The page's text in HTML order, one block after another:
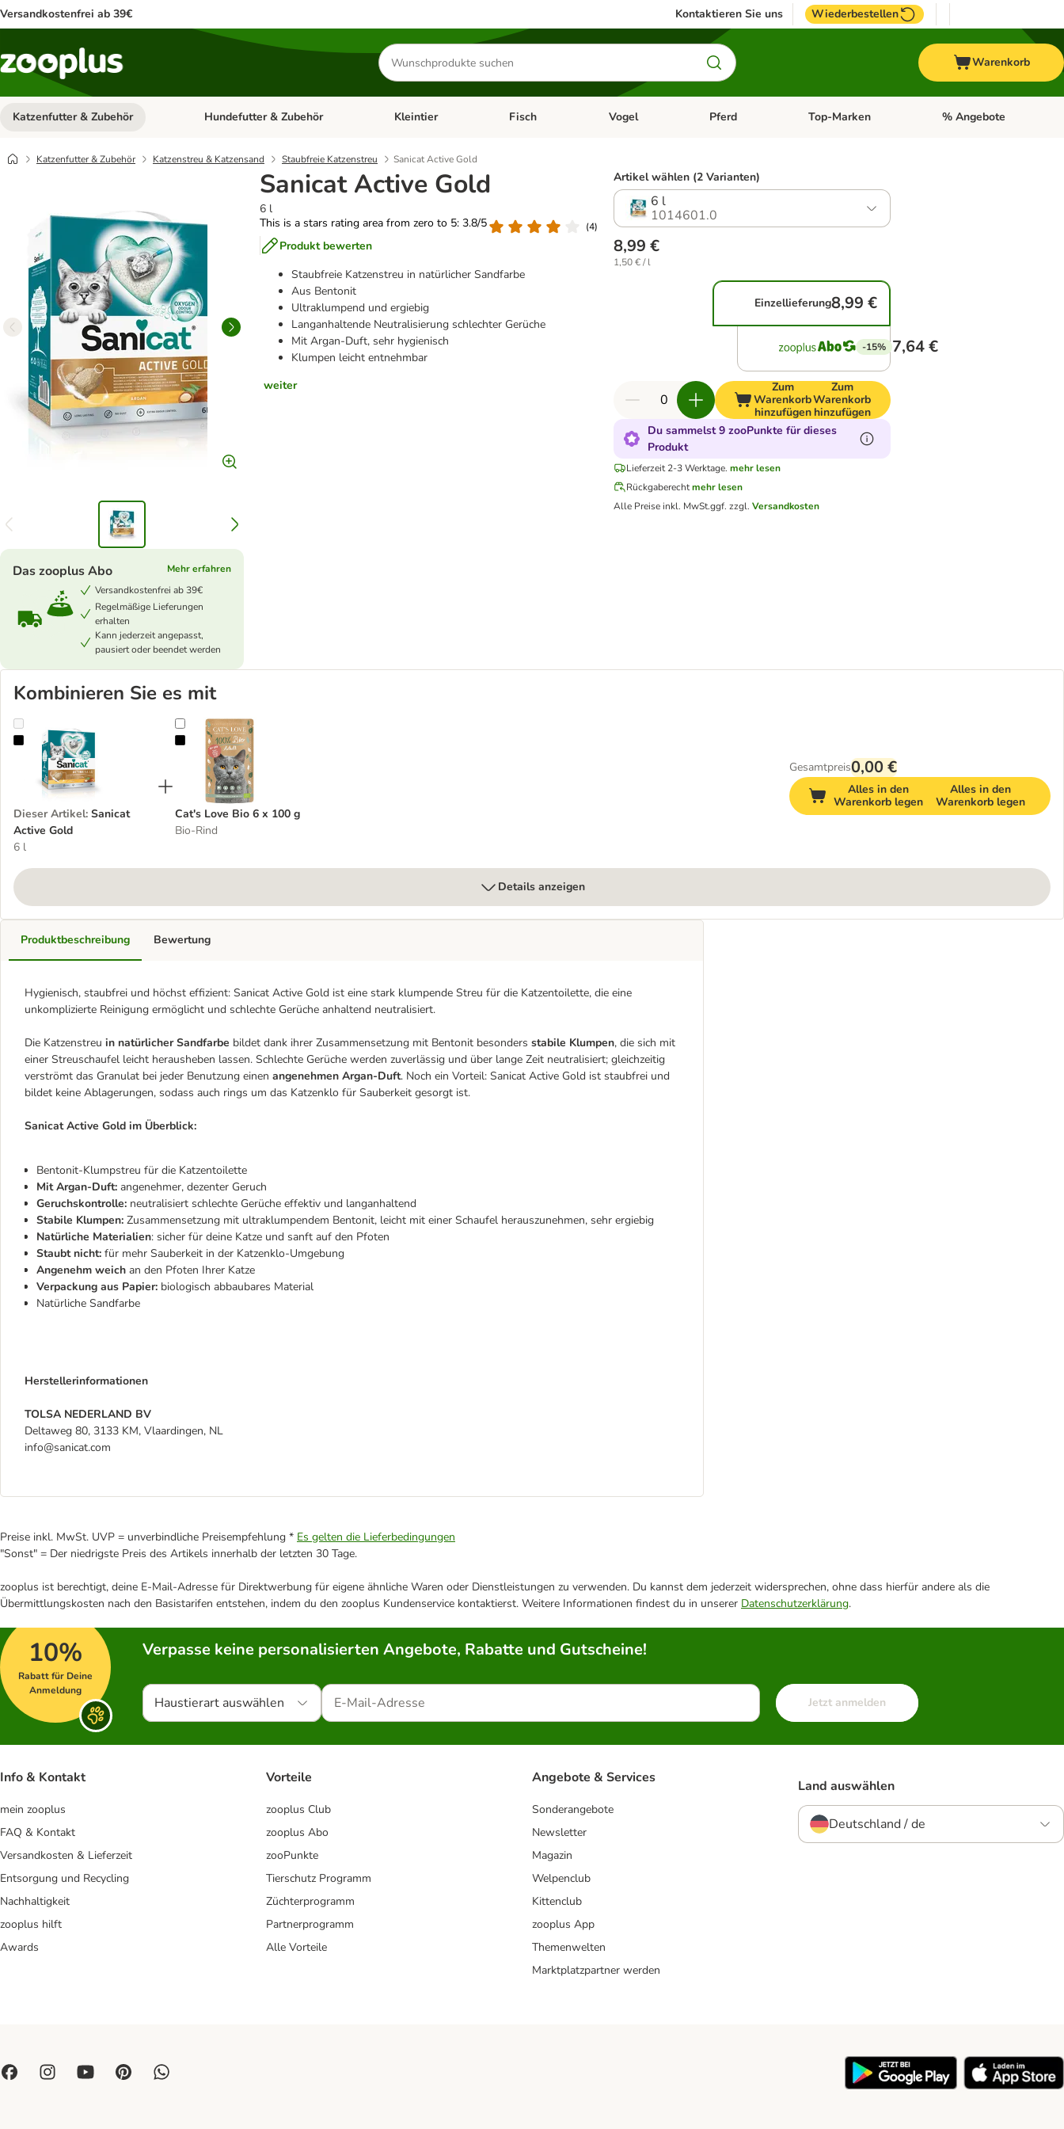
Versandkostenfrei ab 39€ Kontaktieren Sie uns Wiederbestellen
Produkte
suchen
Warenkorb
Katzenfutter & Zubehör Kategorie-Menü öffnen: Katzenfutter & Zubehör
Hundefutter & Zubehör Kategorie-Menü öffnen: Hundefutter & Zubehör
Kleintier Kategorie-Menü öffnen: Kleintier
Fisch Kategorie-Menü öffnen: Fisch
Vogel Kategorie-Menü öffnen: Vogel
Pferd Kategorie-Menü öffnen: Pferd
Top-Marken Kategorie-Menü öffnen:
% Angebote
Katzenfutter & Zubehör Katzenstreu & Katzensand Staubfreie Katzenstreu Sanicat Active Gold
Sanicat Active Gold
6 l
This is a stars rating area from zero to 5: 3.8/5
(4)
Produkt bewerten
Staubfreie Katzenstreu in natürlicher Sandfarbe
Aus Bentonit
Ultraklumpend und ergiebig
Langanhaltende Neutralisierung schlechter Gerüche
Mit Argan-Duft, sehr hygienisch
Klumpen leicht entnehmbar
weiter
Das zooplus Abo
Mehr erfahren
Versandkostenfrei ab 39€
Regelmäßige Lieferungen
erhalten
Kann jederzeit angepasst,
pausiert oder beendet werden
Artikel wählen (2 Varianten)
6 l
1014601.0
8,99 €
1,50 € / l
Einzellieferung8,99 €
-15% 7,64 €
Zum
Warenkorb
hinzufügen
Zum
Warenkorb
hinzufügen
Du sammelst 9 zooPunkte für dieses
Produkt
Lieferzeit 2-3 Werktage. mehr lesen
Rückgaberechtmehr lesen
Alle Preise inkl. MwSt.ggf. zzgl.Versandkosten
Kombinieren Sie es mit
Sanicat Active Gold
Dieser Artikel: Sanicat
Active Gold
6 l
Cat's Love Bio 6 x 100 g
Cat's Love Bio 6 x 100 g
Bio-Rind
Gesamtpreis0,00 €
Alles in den
Warenkorb legen
Alles in den
Warenkorb legen
Details anzeigen
Produktbeschreibung
Hygienisch, staubfrei und höchst effizient: Sanicat Active Gold ist eine stark klumpende Streu für die Katzentoilette, die eine
unkomplizierte Reinigung ermöglicht und schlechte Gerüche anhaltend neutralisiert.
Die Katzenstreu in natürlicher Sandfarbe bildet dank ihrer Zusammensetzung mit Bentonit besonders stabile Klumpen, die sich mit
einer Streuschaufel leicht herausheben lassen. Schlechte Gerüche werden zuverlässig und über lange Zeit neutralisiert; gleichzeitig
verströmt das Granulat bei jeder Benutzung einen angenehmen Argan-Duft. Noch ein Vorteil: Sanicat Active Gold ist staubfrei und
bildet keine Ablagerungen, sodass auch rings um das Katzenklo für Sauberkeit gesorgt ist.
Sanicat Active Gold im Überblick:
Bentonit-Klumpstreu für die Katzentoilette
Mit Argan-Duft: angenehmer, dezenter Geruch
Geruchskontrolle: neutralisiert schlechte Gerüche effektiv und langanhaltend
Stabile Klumpen: Zusammensetzung mit ultraklumpendem Bentonit, leicht mit einer Schaufel herauszunehmen, sehr ergiebig
Natürliche Materialien: sicher für deine Katze und sanft auf den Pfoten
Staubt nicht: für mehr Sauberkeit in der Katzenklo-Umgebung
Angenehm weich an den Pfoten Ihrer Katze
Verpackung aus Papier: biologisch abbaubares Material
Natürliche Sandfarbe
Herstellerinformationen
TOLSA NEDERLAND BV
Deltaweg 80, 3133 KM, Vlaardingen, NL
info@sanicat.com
Bewertung
Preise inkl. MwSt. UVP = unverbindliche Preisempfehlung * Es gelten die Lieferbedingungen
"Sonst" = Der niedrigste Preis des Artikels innerhalb der letzten 30 Tage.
zooplus ist berechtigt, deine E-Mail-Adresse für Direktwerbung für eigene ähnliche Waren oder Dienstleistungen zu verwenden. Du kannst dem jederzeit widersprechen, ohne dass hierfür andere als die
Übermittlungskosten nach den Basistarifen entstehen, indem du den zooplus Kundenservice kontaktierst. Weitere Informationen findest du in unserer Datenschutzerklärung.
10%
Rabatt für Deine
Anmeldung
Verpasse keine personalisierten Angebote, Rabatte und Gutscheine!
Haustierart auswählen Jetzt anmelden
Info & Kontakt
mein zooplus
FAQ & Kontakt
Versandkosten & Lieferzeit
Entsorgung und Recycling
Nachhaltigkeit
zooplus hilft
Awards
Vorteile
zooplus Club
zooplus Abo
zooPunkte
Tierschutz Programm
Züchterprogramm
Partnerprogramm
Alle Vorteile
Angebote & Services
Sonderangebote
Newsletter
Magazin
Welpenclub
Kittenclub
zooplus App
Themenwelten
Marktplatzpartner werden
Land auswählen
Deutschland / de